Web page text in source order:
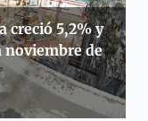
creció 5,2% y
noviembre de